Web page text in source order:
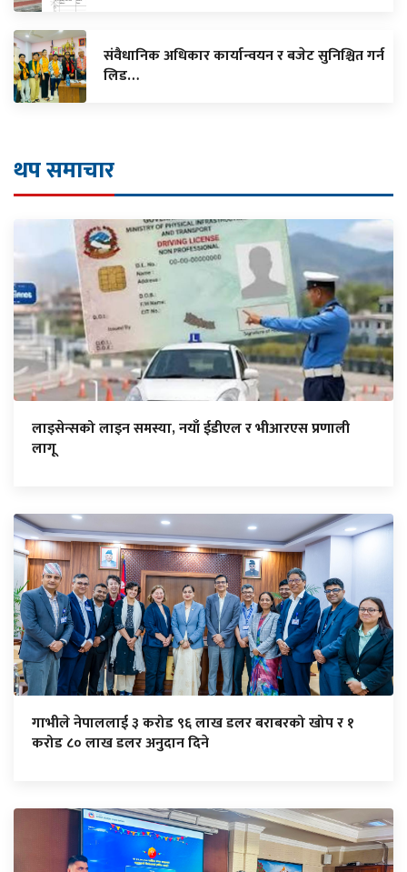
संवैधानिक अधिकार कार्यान्वयन र बजेट सुनिश्चित गर्न
लिड…
थप समाचार
लाइसेन्सको लाइन समस्या, नयाँ ईडीएल र भीआरएस प्रणाली
लागू
गाभीले नेपाललाई ३ करोड ९६ लाख डलर बराबरको खोप र १
करोड ८० लाख डलर अनुदान दिने